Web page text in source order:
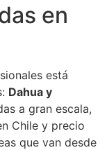
en
está
Dahua y
a gran escala,
Chile y precio
que van desde